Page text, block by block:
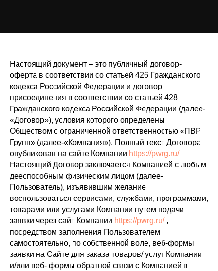
Настоящий документ – это публичный договор-
оферта в соответствии со статьей 426 Гражданского
кодекса Российской Федерации и договор
присоединения в соответствии со статьей 428
Гражданского кодекса Российской Федерации (далее-
«Договор»), условия которого определены
Обществом с ограниченной ответственностью «ПВР
Групп» (далее-«Компания»). Полный текст Договора
опубликован на сайте Компании https://pwrg.ru/.
Настоящий Договор заключается Компанией с любым
дееспособным физическим лицом (далее-
Пользователь), изъявившим желание
воспользоваться сервисами, службами, программами,
товарами или услугами Компании путем подачи
заявки через сайт Компании https://pwrg.ru/,
посредством заполнения Пользователем
самостоятельно, по собственной воле, веб-формы
заявки на Сайте для заказа товаров/ услуг Компании
и/или веб- формы обратной связи с Компанией в